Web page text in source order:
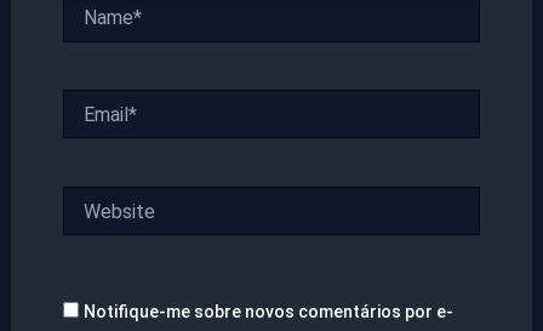
Notifique-me sobre novos comentários por e-